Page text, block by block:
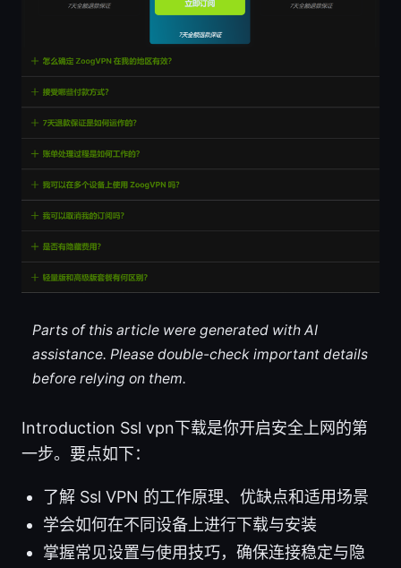
Parts of this article were generated with AI
assistance. Please double-check important details
before relying on them.
Introduction Ssl vpn下载是你开启安全上网的第
一步。要点如下：
了解 Ssl VPN 的工作原理、优缺点和适用场景
学会如何在不同设备上进行下载与安装
掌握常见设置与使用技巧，确保连接稳定与隐